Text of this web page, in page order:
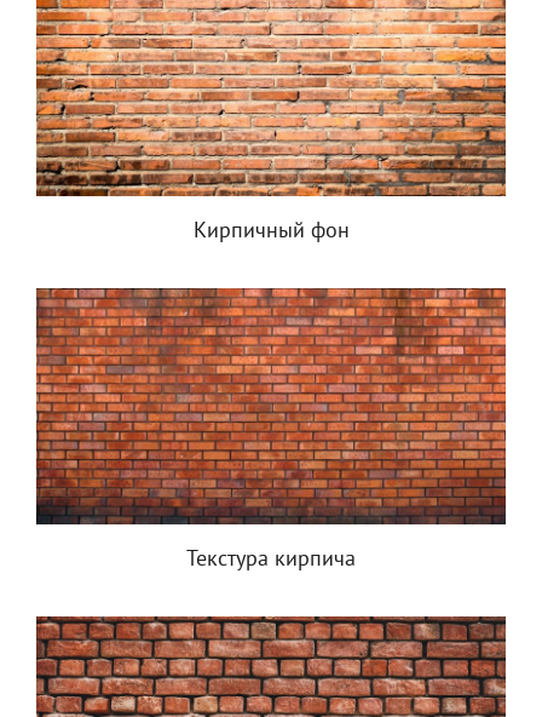
Кирпичный фон
Текстура кирпича